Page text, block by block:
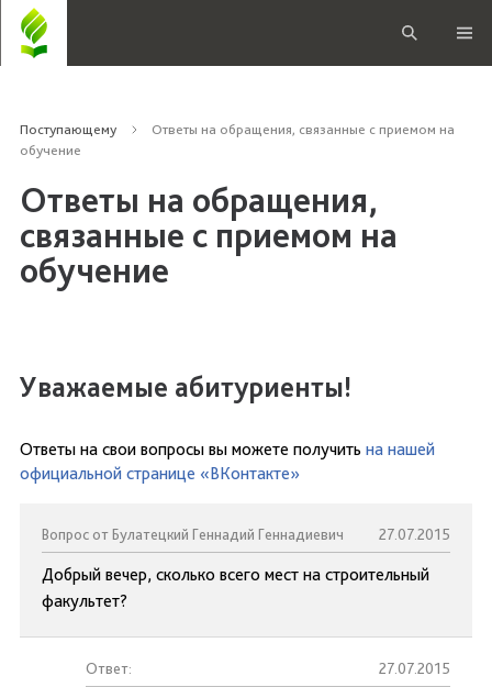
Поступающему
Ответы на обращения, связанные с приемом на
обучение
Ответы на обращения,
связанные с приемом на
обучение
Уважаемые абитуриенты!
Ответы на свои вопросы вы можете получить на нашей
официальной странице «ВКонтакте»
Вопрос от Булатецкий Геннадий Геннадиевич 27.07.2015
Добрый вечер, сколько всего мест на строительный
факультет?
Ответ: 27.07.2015